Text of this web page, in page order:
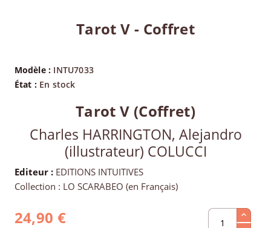
Tarot V - Coffret
Modèle : INTU7033
État : En stock
Tarot V (Coffret)
Charles HARRINGTON, Alejandro
(illustrateur) COLUCCI
Editeur : EDITIONS INTUITIVES
Collection : LO SCARABEO (en Français)
24,90 €